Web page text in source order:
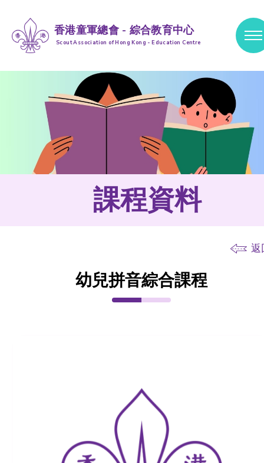
香港童軍總會 - 綜合教育中心
Scout Association of Hong Kong - Education Centre
跳到內容 (按輸入鍵)
課程資料
返
幼兒拼音綜合課程